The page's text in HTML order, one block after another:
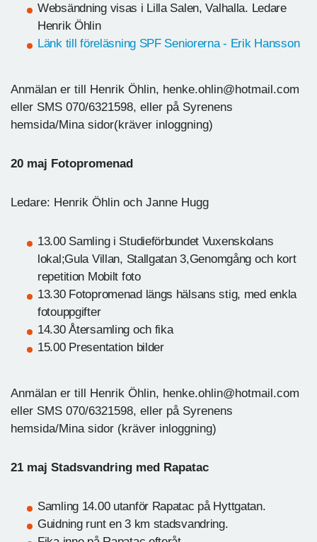
Websändning visas i Lilla Salen, Valhalla. Ledare
Henrik Öhlin
Länk till föreläsning SPF Seniorerna - Erik Hansson
Anmälan er till Henrik Öhlin, henke.ohlin@hotmail.com
eller SMS 070/6321598, eller på Syrenens
hemsida/Mina sidor(kräver inloggning)
20 maj Fotopromenad
Ledare: Henrik Öhlin och Janne Hugg
13.00 Samling i Studieförbundet Vuxenskolans
lokal;Gula Villan, Stallgatan 3,Genomgång och kort
repetition Mobilt foto
13.30 Fotopromenad längs hälsans stig, med enkla
fotouppgifter
14.30 Återsamling och fika
15.00 Presentation bilder
Anmälan er till Henrik Öhlin, henke.ohlin@hotmail.com
eller SMS 070/6321598, eller på Syrenens
hemsida/Mina sidor (kräver inloggning)
21 maj Stadsvandring med Rapatac
Samling 14.00 utanför Rapatac på Hyttgatan.
Guidning runt en 3 km stadsvandring.